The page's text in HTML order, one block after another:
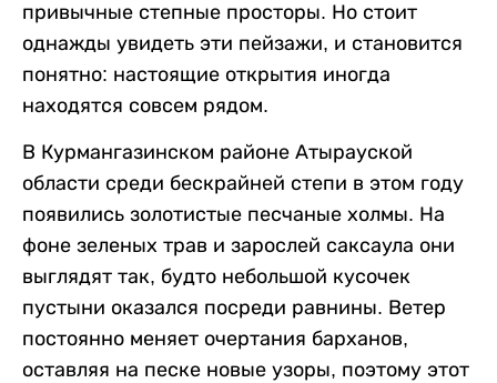
привычные степные просторы. Но стоит
однажды увидеть эти пейзажи, и становится
понятно: настоящие открытия иногда
находятся совсем рядом.
В Курмангазинском районе Атырауской
области среди бескрайней степи в этом году
появились золотистые песчаные холмы. На
фоне зеленых трав и зарослей саксаула они
выглядят так, будто небольшой кусочек
пустыни оказался посреди равнины. Ветер
постоянно меняет очертания барханов,
оставляя на песке новые узоры, поэтому этот